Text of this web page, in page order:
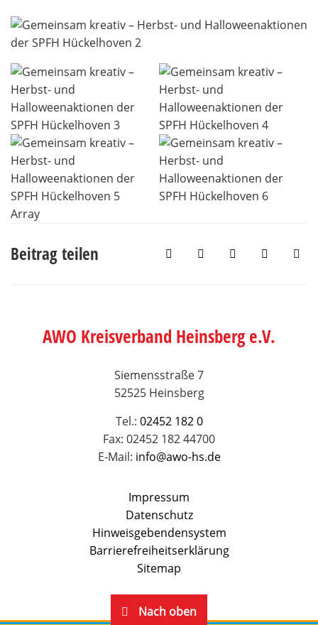
Array
Beitrag teilen
AWO Kreisverband Heinsberg e.V.
Siemensstraße 7
52525 Heinsberg
Tel.: 02452 182 0
Fax: 02452 182 44700
E-Mail: info@awo-hs.de
Impressum
Datenschutz
Hinweisgebendensystem
Barrierefreiheitserklärung
Sitemap
Nach oben